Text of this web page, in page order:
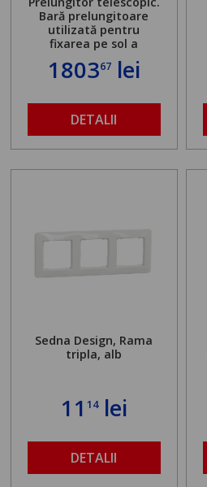
Bară prelungitoare
utilizată pentru
fixarea pe sol a
standului mașinii de
găurit în locul
maximă admisă de 500
kg și înălțime reglabilă
de la 1,8 la 2,9 m
180367lei
DETALII
Sedna Design, Rama
tripla, alb
11 14lei
DETALII